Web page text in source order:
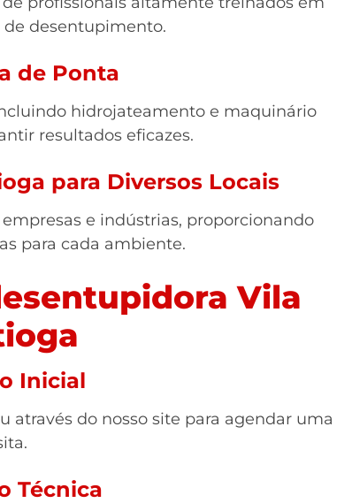
desentupimento.
de Ponta
hidrojateamento e maquinário
resultados eficazes.
para Diversos Locais
e indústrias, proporcionando
para cada ambiente.
Vila
Inicial
através do nosso site para agendar uma
Técnica